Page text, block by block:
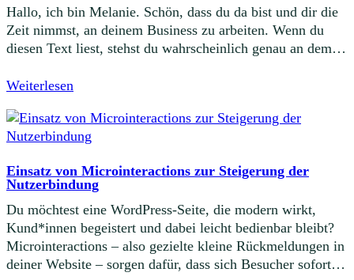
Hallo, ich bin Melanie. Schön, dass du da bist und dir die
Zeit nimmst, an deinem Business zu arbeiten. Wenn du
diesen Text liest, stehst du wahrscheinlich genau an dem…
Weiterlesen
Einsatz von Microinteractions zur Steigerung der
Nutzerbindung
Du möchtest eine WordPress-Seite, die modern wirkt,
Kund*innen begeistert und dabei leicht bedienbar bleibt?
Microinteractions – also gezielte kleine Rückmeldungen in
deiner Website – sorgen dafür, dass sich Besucher sofort…